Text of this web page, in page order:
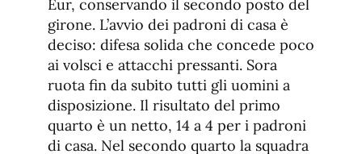
Eur, conservando il secondo posto del
girone. L’avvio dei padroni di casa è
deciso: difesa solida che concede poco
ai volsci e attacchi pressanti. Sora
ruota fin da subito tutti gli uomini a
disposizione. Il risultato del primo
quarto è un netto, 14 a 4 per i padroni
di casa. Nel secondo quarto la squadra